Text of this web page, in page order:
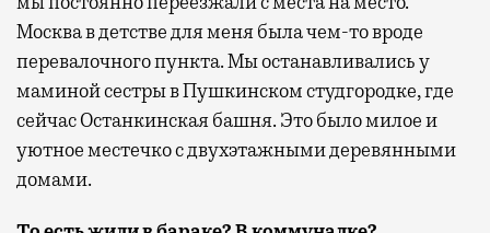
Москва в детстве для меня была чем-то вроде
перевалочного пункта. Мы останавливались у
маминой сестры в Пушкинском студгородке, где
сейчас Останкинская башня. Это было милое и
уютное местечко с двухэтажными деревянными
домами.